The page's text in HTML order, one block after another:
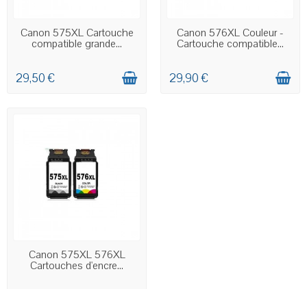
EN STOCK
Canon 575XL Cartouche
compatible grande...
29,50 €
EN STOCK
Canon 576XL Couleur -
Cartouche compatible...
29,90 €
EN STOCK
Canon 575XL 576XL
Cartouches d'encre...